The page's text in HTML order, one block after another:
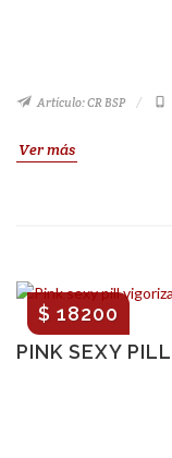
Artículo: CR BSP
Ver más
PINK SEXY
$ 18200